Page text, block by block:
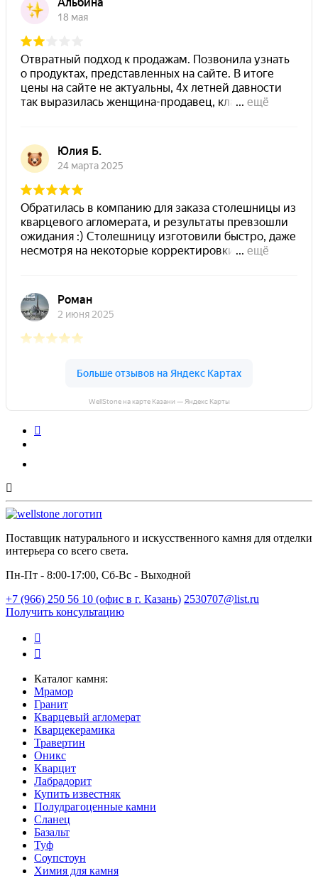
WellStone на карте Казани — Яндекс Карты
Поставщик натурального и искусственного камня для отделки
интерьера со всего света.
Пн-Пт - 8:00-17:00, Сб-Вс - Выходной
+7 (966) 250 56 10 (офис в г. Казань) 2530707@list.ru
Получить консультацию
Каталог камня:
Мрамор
Гранит
Кварцевый агломерат
Кварцекерамика
Травертин
Оникс
Кварцит
Лабрадорит
Купить известняк
Полудрагоценные камни
Сланец
Базальт
Туф
Соупстоун
Химия для камня